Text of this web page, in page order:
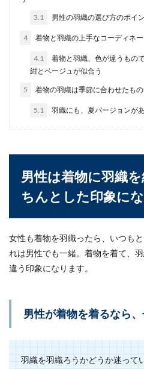
気持ちを持つ
最新の流...
肩幅が広い
は、肩周りに...
髪型に悩
若く見え
プする髭
3.1 男性の羽織の選び方のポイ
4 着物と羽織の上手なコーディネ
4.1
着物と羽織、色が違うもの
紺とベージュが似合う
5 着物の羽織は季節に合わせたも
5.1 羽織にも、夏バージョンがあ
男性は着物に羽織
ちんとした印象に
女性も着物を羽織ったら、いつも
れは男性でも一緒。着物を着て、
違う印象になります。
男性が着物を着るなら
羽織を羽織ろうかどうか迷って